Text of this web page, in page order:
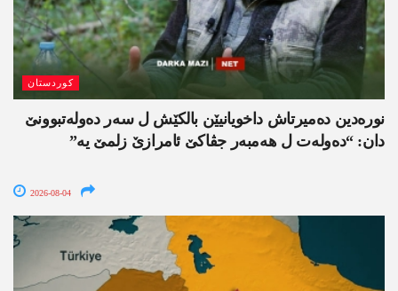
کوردستان
نورەدین دەمیرتاش داخویانیێن بالکێش ل سەر دەولەتبوونێ
دان: “دەولەت ل ھەمبەر جڤاکێ ئامرازێ زلمێ یە”
2026-08-04